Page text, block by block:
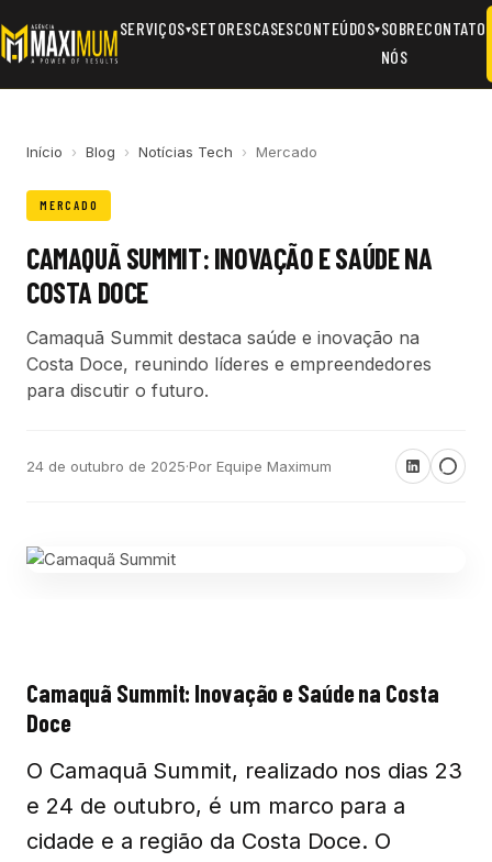
SERVIÇOS▾SETORESCASESCONTEÚDOS▾SOBRE
NÓS
CONTATO
Início › Blog › Notícias Tech › Mercado
MERCADO
CAMAQUÃ SUMMIT: INOVAÇÃO E SAÚDE NA
COSTA DOCE
Camaquã Summit destaca saúde e inovação na
Costa Doce, reunindo líderes e empreendedores
para discutir o futuro.
24 de outubro de 2025·Por Equipe Maximum
Camaquã Summit: Inovação e Saúde na Costa
Doce
O Camaquã Summit, realizado nos dias 23
e 24 de outubro, é um marco para a
cidade e a região da Costa Doce. O